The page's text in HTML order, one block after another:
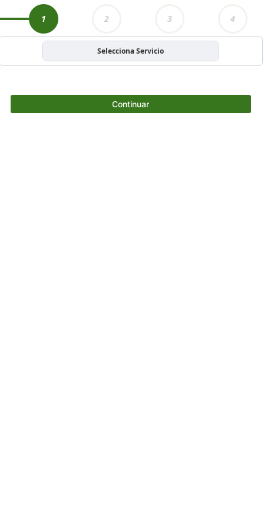
1 2 3 4
Selecciona Servicio
Continuar